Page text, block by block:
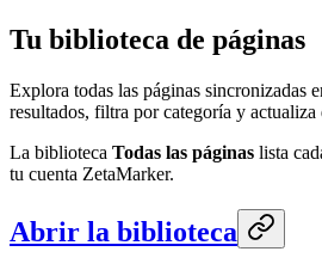
Tu biblioteca de páginas
Explora todas las páginas sincronizadas
resultados, filtra por categoría y actualiza
La biblioteca Todas las páginas lista
tu cuenta ZetaMarker.
Abrir la biblioteca